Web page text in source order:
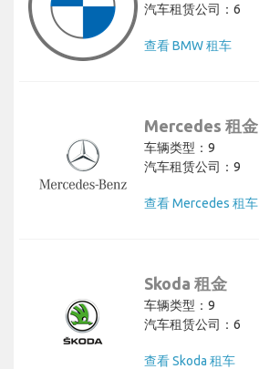
汽车租赁公司：6
查看 BMW 租车
Mercedes 租金
车辆类型：9
汽车租赁公司：9
查看 Mercedes 租车
Skoda 租金
车辆类型：9
汽车租赁公司：6
查看 Skoda 租车